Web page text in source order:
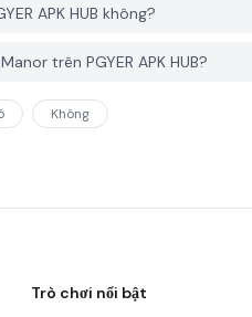
APK HUB không?
trên PGYER APK HUB?
Không
Trò chơi nổi bật